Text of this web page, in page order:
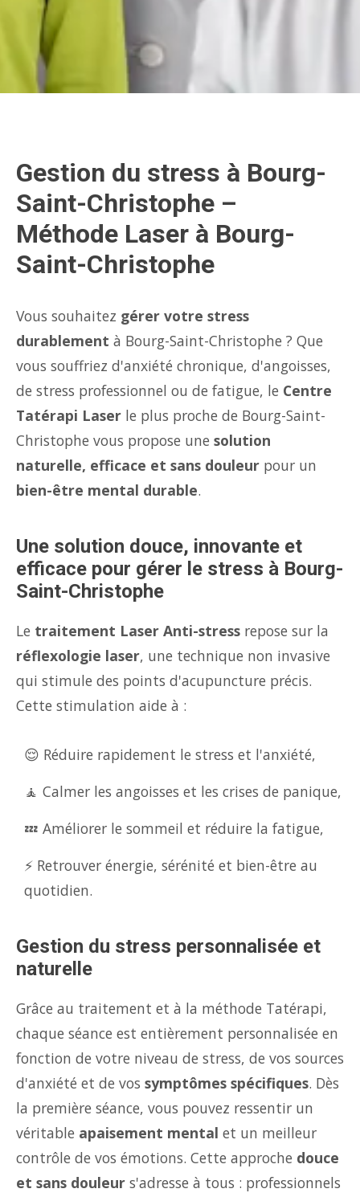
Gestion du stress à Bourg-
Saint-Christophe –
Méthode Laser à Bourg-
Saint-Christophe
Vous souhaitez gérer votre stress
durablement à Bourg-Saint-Christophe ? Que
vous souffriez d'anxiété chronique, d'angoisses,
de stress professionnel ou de fatigue, le Centre
Tatérapi Laser le plus proche de Bourg-Saint-
Christophe vous propose une solution
naturelle, efficace et sans douleur pour un
bien-être mental durable.
Une solution douce, innovante et
efficace pour gérer le stress à Bourg-
Saint-Christophe
Le traitement Laser Anti-stress repose sur la
réflexologie laser, une technique non invasive
qui stimule des points d'acupuncture précis.
Cette stimulation aide à :
😌 Réduire rapidement le stress et l'anxiété,
🧘 Calmer les angoisses et les crises de panique,
💤 Améliorer le sommeil et réduire la fatigue,
⚡ Retrouver énergie, sérénité et bien-être au
quotidien.
Gestion du stress personnalisée et
naturelle
Grâce au traitement et à la méthode Tatérapi,
chaque séance est entièrement personnalisée en
fonction de votre niveau de stress, de vos sources
d'anxiété et de vos symptômes spécifiques. Dès
la première séance, vous pouvez ressentir un
véritable apaisement mental et un meilleur
contrôle de vos émotions. Cette approche douce
et sans douleur s'adresse à tous : professionnels